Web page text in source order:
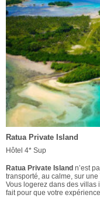
Ratua Private Island
Hôtel 4* Sup
Ratua Private Island n’est
transporté, au calme, sur
Vous logerez dans des
fait pour que votre